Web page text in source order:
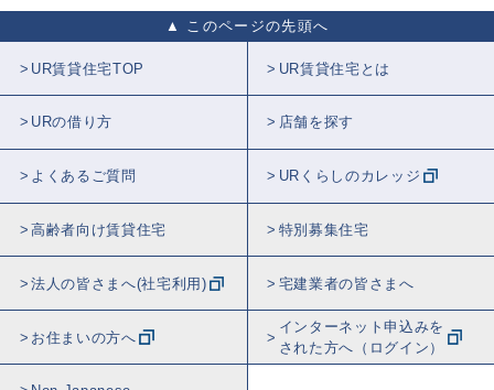
このページの先頭へ
UR賃貸住宅TOP UR賃貸住宅とは
URの借り方 店舗を探す
よくあるご質問 URくらしのカレッジ
高齢者向け賃貸住宅 特別募集住宅
法人の皆さまへ(社宅利用) 宅建業者の皆さまへ
お住まいの方へ
インターネット申込みを
された方へ（ログイン）